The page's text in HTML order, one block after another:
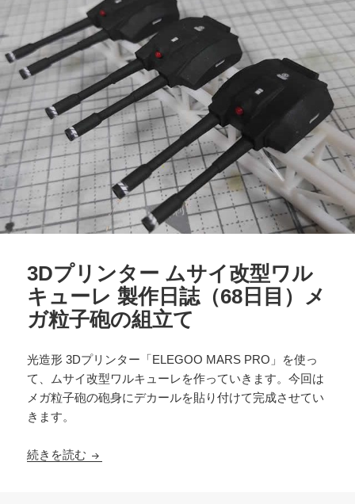
3Dプリンター ムサイ改型ワル
キューレ 製作日誌（68日目）メ
ガ粒子砲の組立て
光造形 3Dプリンター「ELEGOO MARS PRO」を使っ
て、ムサイ改型ワルキューレを作っていきます。今回は
メガ粒子砲の砲身にデカールを貼り付けて完成させてい
きます。
続きを読む 3Dプリンター ムサイ改型ワルキューレ 製作日